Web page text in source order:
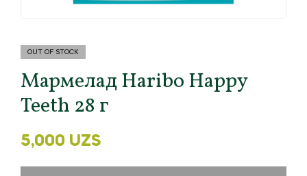
OUT OF STOCK
Мармелад Haribo Happy
Teeth 28 г
5,000 UZS